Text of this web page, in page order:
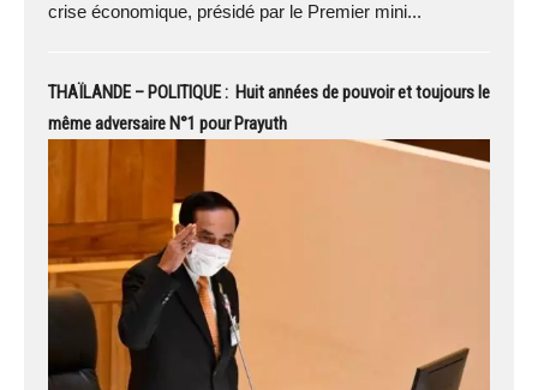
crise économique, présidé par le Premier mini...
THAÏLANDE – POLITIQUE : Huit années de pouvoir et toujours le
même adversaire N°1 pour Prayuth